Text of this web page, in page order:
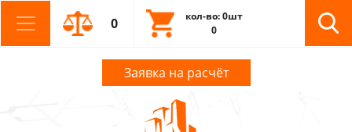
0
кол-во: 0шт
0
Заявка на расчёт